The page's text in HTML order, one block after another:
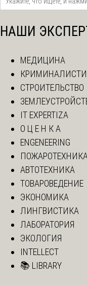
НАШИ
МЕДИЦИНА
СТРОИТЕЛЬСТВО
IT EXPERTIZA
О Ц Е Н К А
ENGENEERING
ПОЖАРОТЕХНИКА
АВТОТЕХНИКА
ТОВАРОВЕДЕНИЕ
ЭКОНОМИКА
ЛИНГВИСТИКА
ЛАБОРАТОРИЯ
ЭКОЛОГИЯ
INTELLECT
📚 LIBRARY